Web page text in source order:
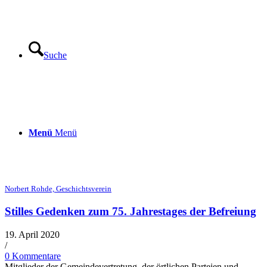
Suche
Menü Menü
Norbert Rohde, Geschichtsverein
Stilles Gedenken zum 75. Jahrestages der Befreiung
19. April 2020
/​
0 Kommentare